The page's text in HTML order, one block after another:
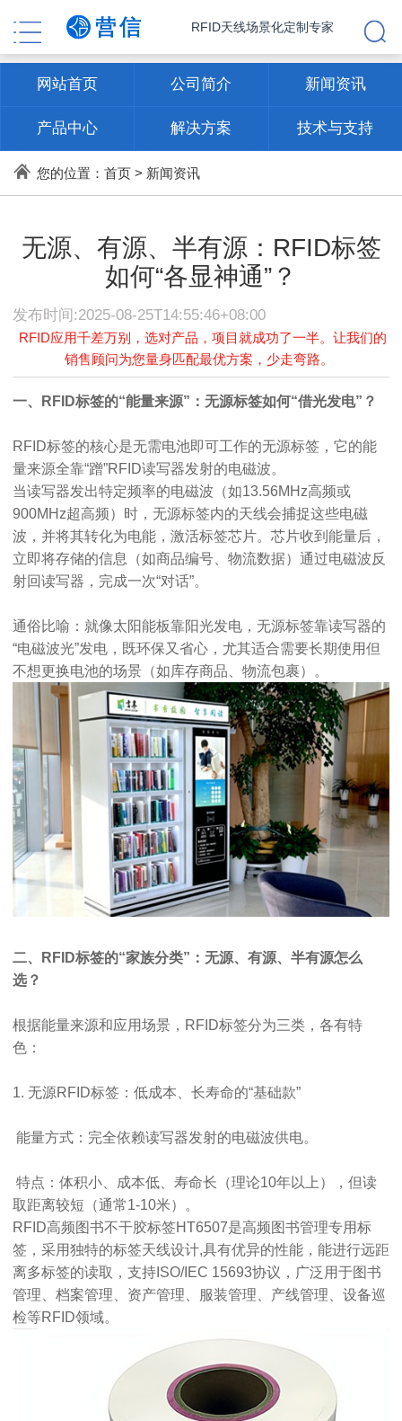
RFID天线场景化定制专家
网站首页 公司简介 新闻资讯
产品中心 解决方案 技术与支持
联系方式
您的位置： 首页> 新闻资讯
无源、有源、半有源：RFID标签
如何“各显神通”？
发布时间:2025-08-25T14:55:46+08:00
RFID应用千差万别，选对产品，项目就成功了一半。让我们的
销售顾问为您量身匹配最优方案，少走弯路。
一、RFID标签的“能量来源”：无源标签如何“借光发电”？
RFID标签的核心是无需电池即可工作的无源标签，它的能
量来源全靠“蹭”RFID读写器发射的电磁波。
当读写器发出特定频率的电磁波（如13.56MHz高频或
900MHz超高频）时，无源标签内的天线会捕捉这些电磁
波，并将其转化为电能，激活标签芯片。芯片收到能量后，
立即将存储的信息（如商品编号、物流数据）通过电磁波反
射回读写器，完成一次“对话”。
通俗比喻：就像太阳能板靠阳光发电，无源标签靠读写器的
“电磁波光”发电，既环保又省心，尤其适合需要长期使用但
不想更换电池的场景（如库存商品、物流包裹）。
二、RFID标签的“家族分类”：无源、有源、半有源怎么
选？
根据能量来源和应用场景，RFID标签分为三类，各有特
色：
1. 无源RFID标签：低成本、长寿命的“基础款”
能量方式：完全依赖读写器发射的电磁波供电。
特点：体积小、成本低、寿命长（理论10年以上），但读
取距离较短（通常1-10米）。
RFID高频图书不干胶标签HT6507是高频图书管理专用标
签，采用独特的标签天线设计,具有优异的性能，能进行远距
离多标签的读取，支持ISO/IEC 15693协议，广泛用于图书
管理、档案管理、资产管理、服装管理、产线管理、设备巡
检等RFID领域。